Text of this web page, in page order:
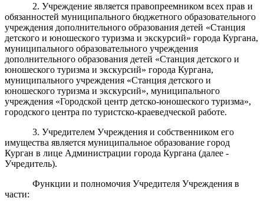
2. Учреждение является правопреемником всех прав и
обязанностей муниципального бюджетного образовательного
учреждения дополнительного образования детей «Станция
детского и юношеского туризма и экскурсий» города Кургана,
муниципального образовательного учреждения
дополнительного образования детей «Станция детского и
юношеского туризма и экскурсий» города Кургана,
муниципального учреждения «Станция детского и
юношеского туризма и экскурсий», муниципального
учреждения «Городской центр детско-юношеского туризма»,
городского центра по туристско-краеведческой работе.
3. Учредителем Учреждения и собственником его
имущества является муниципальное образование город
Курган в лице Администрации города Кургана (далее -
Учредитель).
Функции и полномочия Учредителя Учреждения в
части: